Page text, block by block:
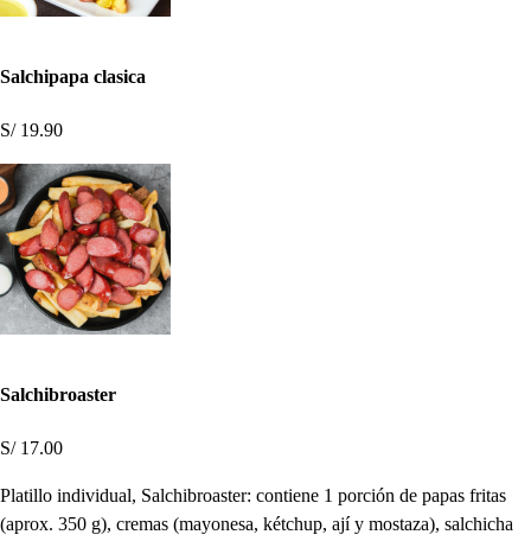
Salchipapa clasica
S/ 19.90
Salchibroaster
S/ 17.00
Platillo individual, Salchibroaster: contiene 1 porción de papas fritas
(aprox. 350 g), cremas (mayonesa, kétchup, ají y mostaza), salchicha